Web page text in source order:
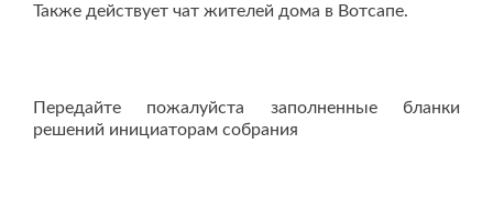
Также действует чат жителей дома в Вотсапе.
Передайте пожалуйста заполненные бланки
решений инициаторам собрания